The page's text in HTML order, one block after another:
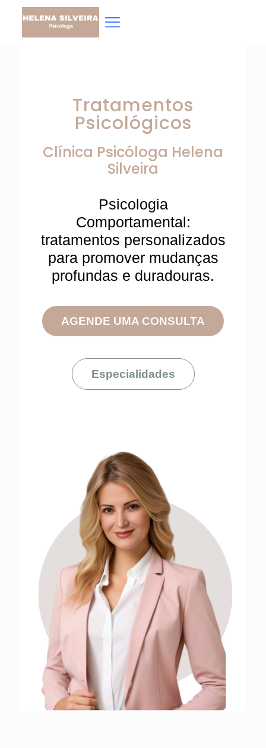
Tratamentos
Psicológicos
Clínica Psicóloga Helena
Silveira
Psicologia
Comportamental:
tratamentos personalizados
para promover mudanças
profundas e duradouras.
AGENDE UMA CONSULTA
Especialidades